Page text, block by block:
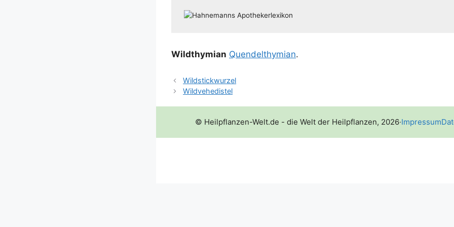
Wild­thy­mi­an Quen­delt­hy­mi­an.
Wildstickwurzel
Wildvehedistel
© Heilpflanzen-Welt.de - die Welt der Heilpflanzen, 2026·Impressum